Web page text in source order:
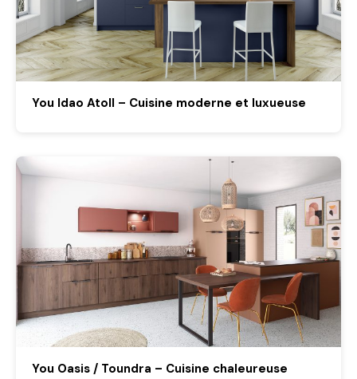
You Idao Atoll – Cuisine moderne et luxueuse
You Oasis / Toundra – Cuisine chaleureuse